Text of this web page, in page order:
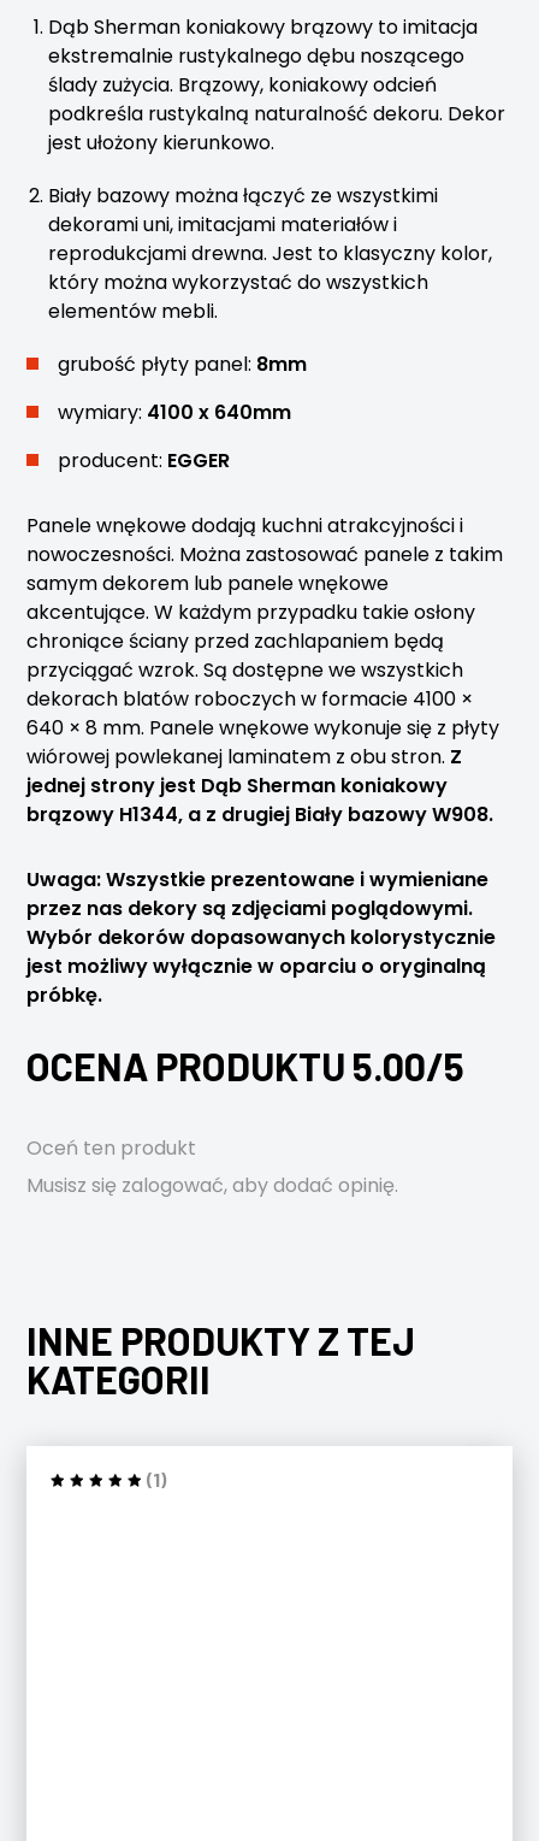
Dąb Sherman koniakowy brązowy to imitacja
ekstremalnie rustykalnego dębu noszącego
ślady zużycia. Brązowy, koniakowy odcień
podkreśla rustykalną naturalność dekoru. Dekor
jest ułożony kierunkowo.
Biały bazowy można łączyć ze wszystkimi
dekorami uni, imitacjami materiałów i
reprodukcjami drewna. Jest to klasyczny kolor,
który można wykorzystać do wszystkich
elementów mebli.
grubość płyty panel: 8mm
wymiary: 4100 x 640mm
producent: EGGER
Panele wnękowe dodają kuchni atrakcyjności i
nowoczesności. Można zastosować panele z takim
samym dekorem lub panele wnękowe
akcentujące. W każdym przypadku takie osłony
chroniące ściany przed zachlapaniem będą
przyciągać wzrok. Są dostępne we wszystkich
dekorach blatów roboczych w formacie 4100 ×
640 × 8 mm. Panele wnękowe wykonuje się z płyty
wiórowej powlekanej laminatem z obu stron. Z
jednej strony jest Dąb Sherman koniakowy
brązowy H1344, a z drugiej Biały bazowy W908.
Uwaga: Wszystkie prezentowane i wymieniane
przez nas dekory są zdjęciami poglądowymi.
Wybór dekorów dopasowanych kolorystycznie
jest możliwy wyłącznie w oparciu o oryginalną
próbkę.
OCENA PRODUKTU 5.00/5
Oceń ten produkt
Musisz się zalogować, aby dodać opinię.
INNE PRODUKTY Z TEJ
KATEGORII
(1)